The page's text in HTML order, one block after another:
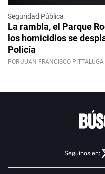
Seguridad Pública
La rambla, el Parque
los homicidios se
Policía
POR JUAN FRANCISCO PITTALUGA
Seguinos en: